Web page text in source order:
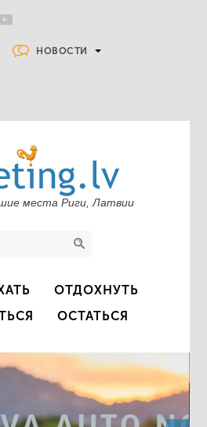
НОВОСТИ
места Риги, Латвии
ОТДОХНУТЬ
ОСТАТЬСЯ